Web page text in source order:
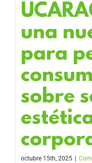
una
para
sobre
octubre 15th, 2025